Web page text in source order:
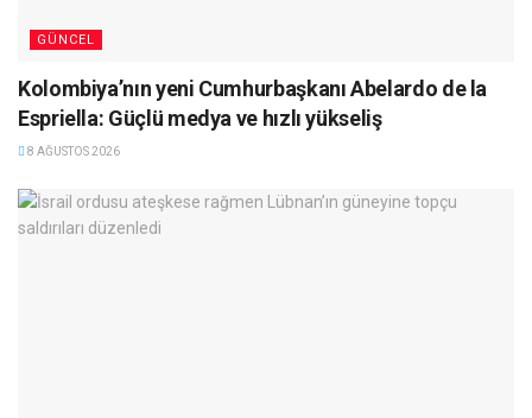
GÜNCEL
Kolombiya’nın yeni Cumhurbaşkanı Abelardo de la
Espriella: Güçlü medya ve hızlı yükseliş
8 AĞUSTOS 2026